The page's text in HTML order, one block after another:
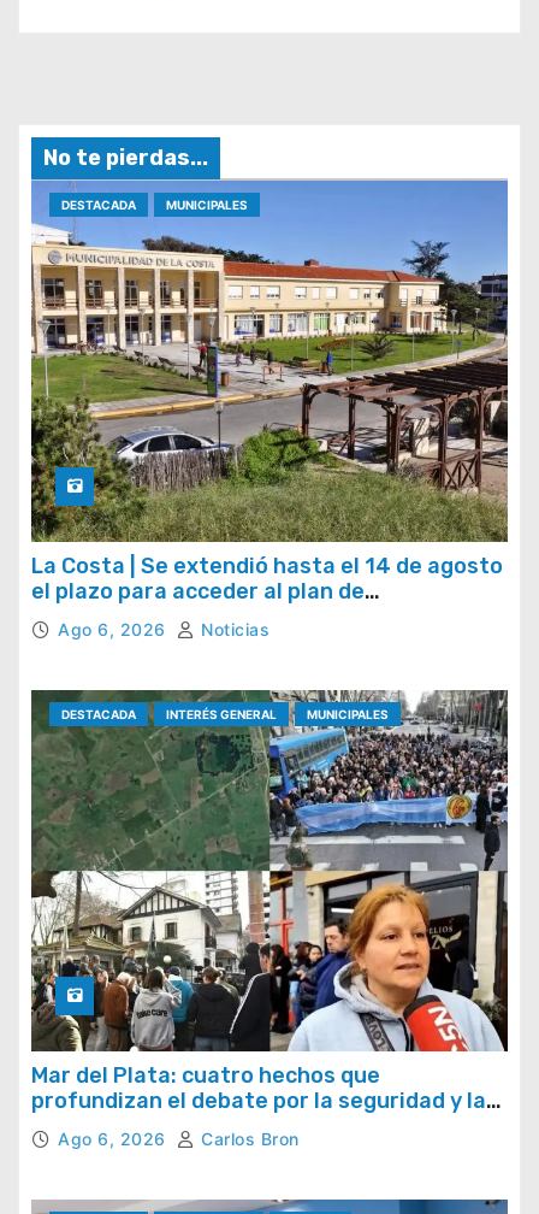
No te pierdas...
DESTACADA MUNICIPALES
La Costa | Se extendió hasta el 14 de agosto
el plazo para acceder al plan de
regularización de tasas municipales
Ago 6, 2026 Noticias
DESTACADA INTERÉS GENERAL MUNICIPALES
Mar del Plata: cuatro hechos que
profundizan el debate por la seguridad y la
respuesta del Estado
Ago 6, 2026 Carlos Bron